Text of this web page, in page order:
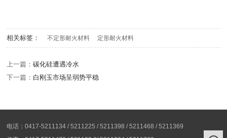
相关标签： 不定形耐火材料 定形耐火材料
上一篇：碳化硅遭遇冷水
下一篇： 白刚玉市场呈弱势平稳
电话：0417-5211134 / 5211225 / 5211398 / 5211468 / 5211369